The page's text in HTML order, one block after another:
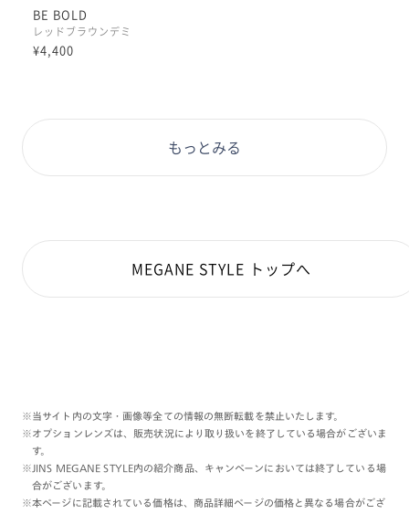
BE BOLD
レッドブラウンデミ
¥4,400
もっとみる
MEGANE STYLE トップへ
※当サイト内の文字・画像等全ての情報の無断転載を禁止いたします。
※オプションレンズは、販売状況により取り扱いを終了している場合がございま
す。
※JINS MEGANE STYLE内の紹介商品、キャンペーンにおいては終了している場
合がございます。
※本ページに記載されている価格は、商品詳細ページの価格と異なる場合がござ